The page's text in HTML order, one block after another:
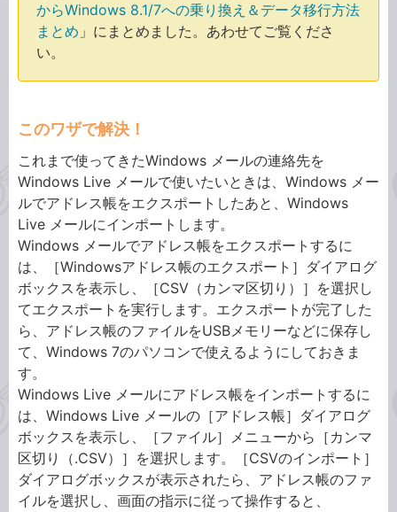
からWindows 8.1/7への乗り換え＆データ移行方法
まとめ 」にまとめました。あわせてご覧くださ
い。
このワザで解決！
これまで使ってきたWindows メールの連絡先を
Windows Live メールで使いたいときは、Windows メー
ルでアドレス帳をエクスポートしたあと、Windows
Live メールにインポートします。
Windows メールでアドレス帳をエクスポートするに
は、［Windowsアドレス帳のエクスポート］ダイアログ
ボックスを表示し、［CSV（カンマ区切り）］を選択し
てエクスポートを実行します。エクスポートが完了した
ら、アドレス帳のファイルをUSBメモリーなどに保存し
て、Windows 7のパソコンで使えるようにしておきま
す。
Windows Live メールにアドレス帳をインポートするに
は、Windows Live メールの［アドレス帳］ダイアログ
ボックスを表示し、［ファイル］メニューから［カンマ
区切り（.CSV）］を選択します。［CSVのインポート］
ダイアログボックスが表示されたら、アドレス帳のファ
イルを選択し、画面の指示に従って操作すると、